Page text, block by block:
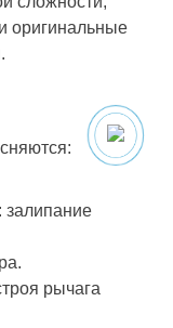
оригинальные
залипание
рычага